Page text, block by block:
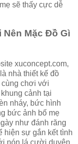
sẽ thấy cực dễ
Nên Mặc Đồ Gì
xuconcept.com,
nhà thiết kế đồ
chơi với
cảnh tại
nháy, bức hình
bức ảnh bố mẹ
như đánh răng
hiện sự gắn kết tình
nón lá cười duyên